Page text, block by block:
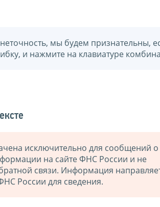
мы будем признательны,
и нажмите на клавиатуре
исключительно для сообщений о
на сайте ФНС России и не
связи. Информация
России для сведения.